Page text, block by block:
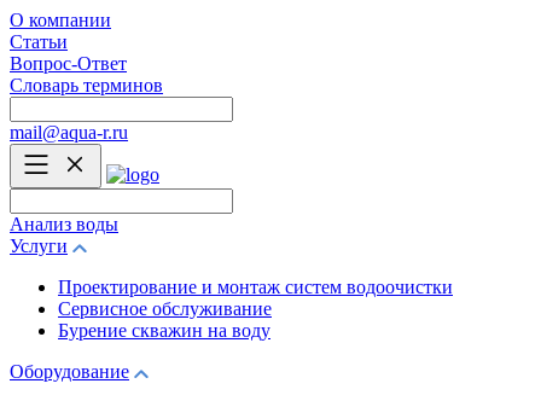
О компании
Статьи
Вопрос-Ответ
Словарь терминов
mail@aqua-r.ru
Анализ воды
Услуги
Проектирование и монтаж систем водоочистки
Сервисное обслуживание
Бурение скважин на воду
Оборудование